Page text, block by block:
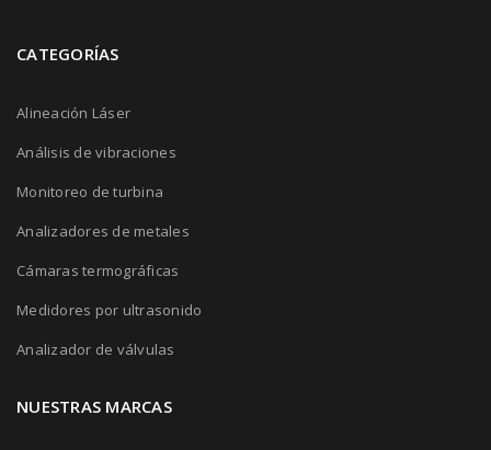
CATEGORÍAS
Alineación Láser
Análisis de vibraciones
Monitoreo de turbina
Analizadores de metales
Cámaras termográficas
Medidores por ultrasonido
Analizador de válvulas
NUESTRAS MARCAS